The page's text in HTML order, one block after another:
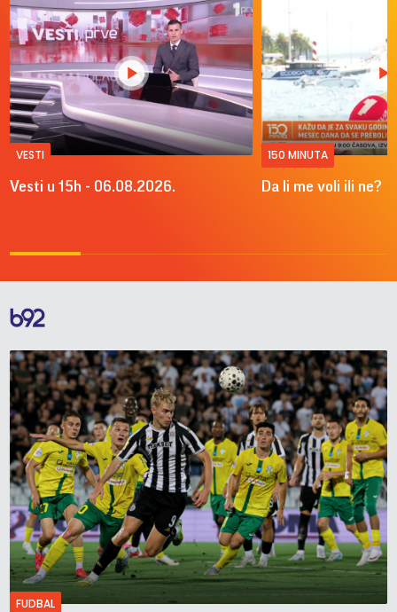
VESTI
Vesti u 15h - 06.08.2026.
150 MINUTA
Da li me voli ili ne?
FUDBAL